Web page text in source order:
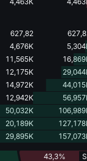
627,82
4,676K
11,565K
12,175K
14,972K
12,942K
50,032K
20,189K
29,895K
43,3% S